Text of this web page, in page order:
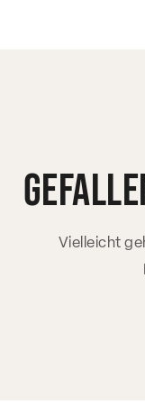
Vielleicht